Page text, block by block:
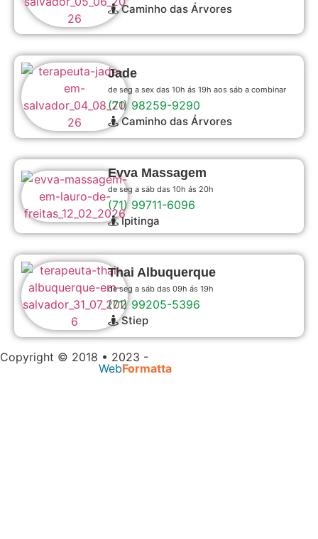
Caminho das Árvores
Jade
de seg a sex das 10h ás 19h aos sáb a combinar
(71) 98259-9290
Caminho das Árvores
Evva Massagem
de seg a sáb das 10h ás 20h
(71) 99711-6096
Ipitinga
Thai Albuquerque
de seg a sáb das 09h ás 19h
(71) 99205-5396
Stiep
Copyright © 2018 • 2023 -
Desenvolvido por
WebFormatta